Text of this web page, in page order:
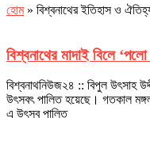
হোম» বিশ্বনাথের ইতিহাস ও
বিশ্বনাথের মাদাই বিলে
বিশ্বনাথনিউজ২৪ :: বিপুল উৎসাহ
উৎসবৎ পালিত হয়েছে। গতকাল
এ উৎসব পালিত